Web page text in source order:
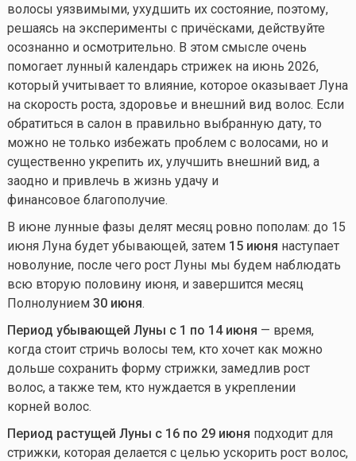
волосы уязвимыми, ухудшить их состояние, поэтому,
решаясь на эксперименты с причёсками, действуйте
осознанно и осмотрительно. В этом смысле очень
помогает лунный календарь стрижек на июнь 2026,
который учитывает то влияние, которое оказывает Луна
на скорость роста, здоровье и внешний вид волос. Если
обратиться в салон в правильно выбранную дату, то
можно не только избежать проблем с волосами, но и
существенно укрепить их, улучшить внешний вид, а
заодно и привлечь в жизнь удачу и
финансовое благополучие.
В июне лунные фазы делят месяц ровно пополам: до 15
июня Луна будет убывающей, затем 15 июня наступает
новолуние, после чего рост Луны мы будем наблюдать
всю вторую половину июня, и завершится месяц
Полнолунием 30 июня.
Период убывающей Луны с 1 по 14 июня — время,
когда стоит стричь волосы тем, кто хочет как можно
дольше сохранить форму стрижки, замедлив рост
волос, а также тем, кто нуждается в укреплении
корней волос.
Период растущей Луны с 16 по 29 июня подходит для
стрижки, которая делается с целью ускорить рост волос,